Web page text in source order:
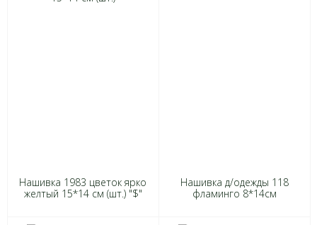
Нашивка 1983 цветок ярко
желтый 15*14 см (шт.) "$"
Нашивка д/одежды 118
фламинго 8*14см